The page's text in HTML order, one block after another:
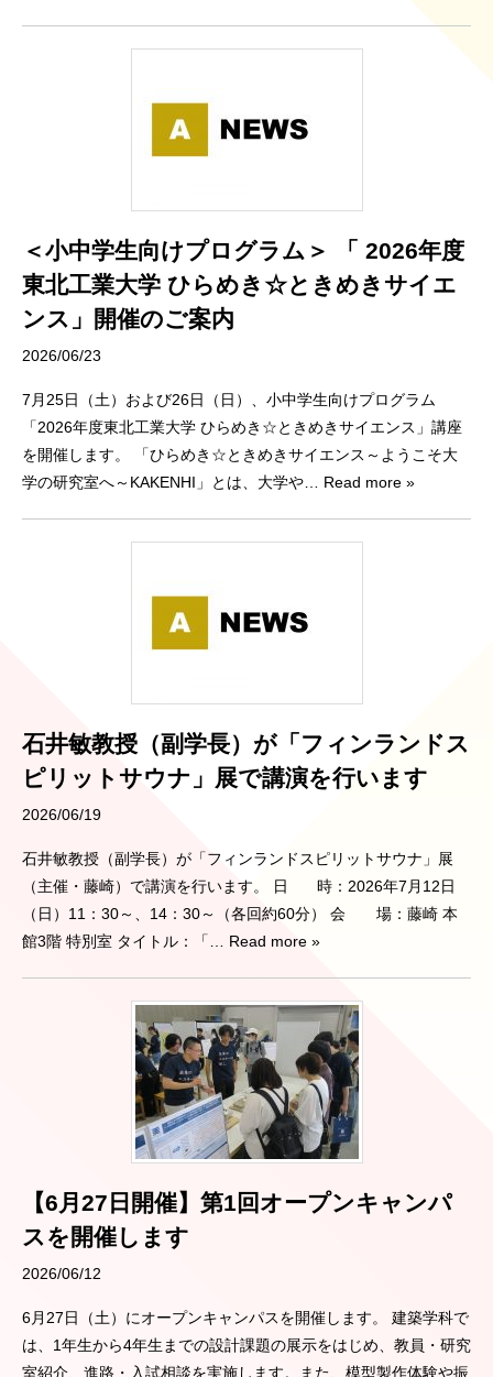
＜小中学生向けプログラム＞ 「 2026年度
東北工業大学 ひらめき☆ときめきサイエ
ンス」開催のご案内
2026/06/23
7月25日（土）および26日（日）、小中学生向けプログラム
「2026年度東北工業大学 ひらめき☆ときめきサイエンス」講座
を開催します。 「ひらめき☆ときめきサイエンス～ようこそ大
学の研究室へ～KAKENHI」とは、大学や … Read more »
石井敏教授（副学長）が「フィンランドス
ピリットサウナ」展で講演を行います
2026/06/19
石井敏教授（副学長）が「フィンランドスピリットサウナ」展
（主催・藤崎）で講演を行います。 日 時：2026年7月12日
（日）11：30～、14：30～（各回約60分） 会 場：藤崎 本
館3階 特別室 タイトル：「 … Read more »
【6月27日開催】第1回オープンキャンパ
スを開催します
2026/06/12
6月27日（土）にオープンキャンパスを開催します。 建築学科で
は、1年生から4年生までの設計課題の展示をはじめ、教員・研究
室紹介、進路・入試相談を実施します。また、模型製作体験や振